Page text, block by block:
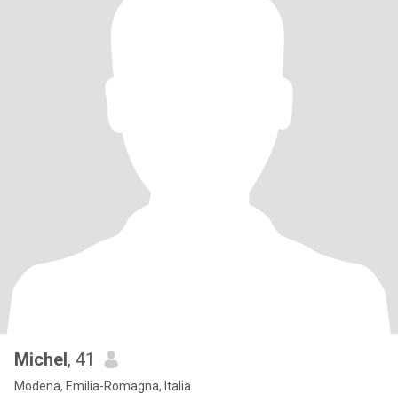
Michel, 41
Modena, Emilia-Romagna, Italia